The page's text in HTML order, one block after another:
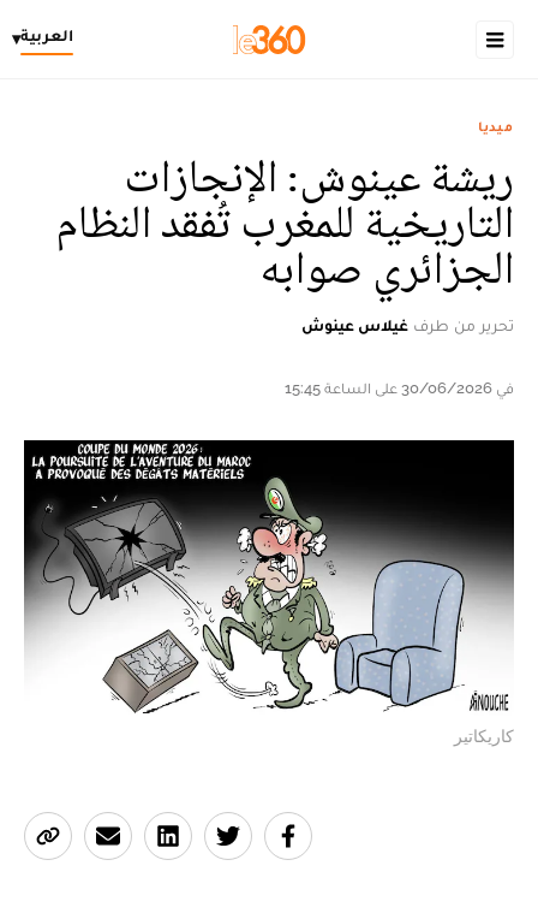
العربية▾
ميديا
ريشة عينوش: الإنجازات
التاريخية للمغرب تُفقد النظام
الجزائري صوابه
تحرير من طرف غيلاس عينوش
في 30/06/2026 على الساعة 15:45
كاريكاتير